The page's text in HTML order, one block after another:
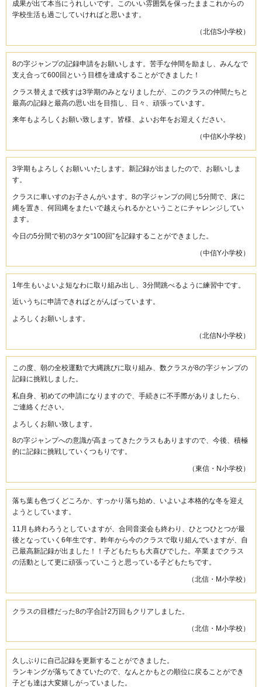
成果が出て本当にうれしいです。このいい雰囲気を保ったままこれからの
学校生活も過ごしていければと思います。
（北信S小学校）
8の字ジャンプの記録申請をお願いします。苦手な仲間を励まし、みんなで
支え合って600回という目標を達成することができました！
クラス替えまで残すは3学期のみとなりましたが、このクラスの仲間たちと
最高の記録と最高の思い出を目指し、日々、頑張っています。
来年もよろしくお願い致します。皆様、よいお年をお迎えください。
（中信K小学校）
3学期もよろしくお願いいたします。新記録が出ましたので、お願いしま
す。
クラスに車いすのお子さんがいます。8の字ジャンプの同じ5分間で、床に
縄を置き、何回縄をまたいで越えられるかということにチャレンジしてい
ます。
今日の5分間で初の3ケタ“100回”を記録することができました。
（中信Y小学校）
1年生もいよいよ短なわに取り組み出し、3分間跳べるように練習中です。
近いうちに申請できればとがんばっています。
よろしくお願いします。
（北信N小学校）
この度、朝の全校運動で大縄跳びに取り組み、数クラスが8の字ジャンプの
記録に挑戦しました。
私自身、初めての申請になりますので、手続きに不手際がありましたら、
ご連絡ください。
よろしくお願い致します。
8の字ジャンプへの意識が高まってきたクラスもありますので、今後、積極
的に記録に挑戦していくつもりです。
（東信・N小学校）
落ち葉も色づくどころか、すっかり落ち始め、いよいよ本格的な冬を迎え
ようとしています。
11月も終わろうとしていますが、合同音楽会も終わり、ひとつひとつが最
後となっていく6年生です。昨年から今のクラスで取り組んでいますが、自
己最高新記録が出ました！！子どもたちも大喜びでした。卒業までクラス
の活動として更に頑張っていこうと思っている子どもたちです。
（北信・M小学校）
クラスの目標だった8の字合計2万回もクリアしました。
（北信・M小学校）
久しぶりに自己記録を更新することができました。
ランキングが落ちてきていたので、なんとかもとの順位に戻ることができ
子ども達は大変嬉しがっていました。